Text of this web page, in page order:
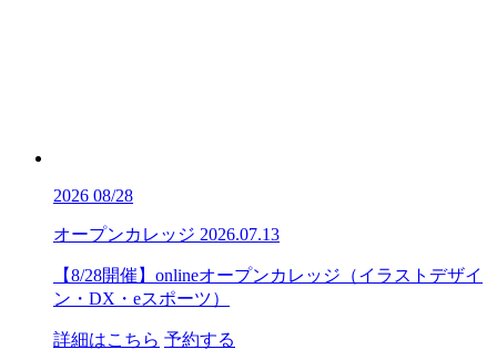
2026 08/28
オープンカレッジ 2026.07.13
【8/28開催】onlineオープンカレッジ（イラストデザイ
ン・DX・eスポーツ）
詳細はこちら 予約する